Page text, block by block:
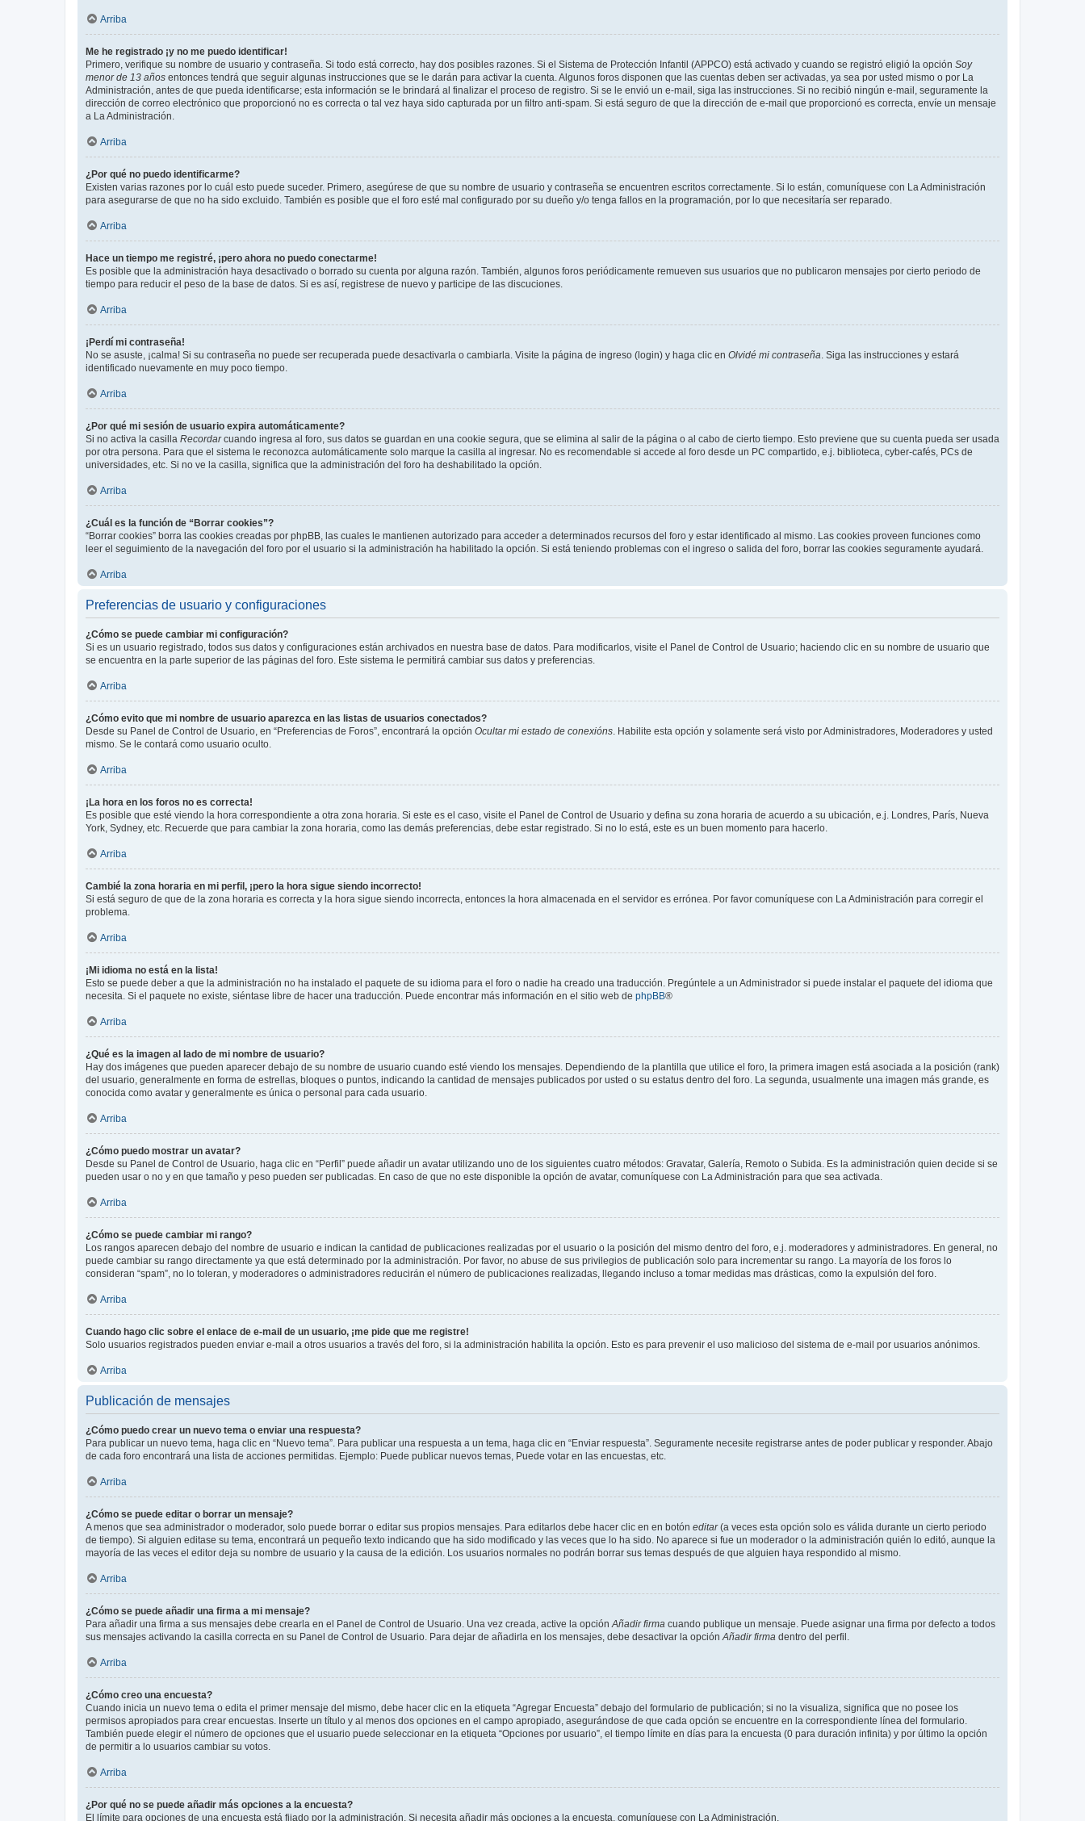
Arriba
Me he registrado ¡y no me puedo identificar!
Primero, verifique su nombre de usuario y contraseña. Si todo está correcto, hay dos posibles razones. Si el Sistema de Protección Infantil (APPCO) está activado y cuando se registró eligió la opción Soy
menor de 13 años entonces tendrá que seguir algunas instrucciones que se le darán para activar la cuenta. Algunos foros disponen que las cuentas deben ser activadas, ya sea por usted mismo o por La
Administración, antes de que pueda identificarse; esta información se le brindará al finalizar el proceso de registro. Si se le envió un e-mail, siga las instrucciones. Si no recibió ningún e-mail, seguramente la
dirección de correo electrónico que proporcionó no es correcta o tal vez haya sido capturada por un filtro anti-spam. Si está seguro de que la dirección de e-mail que proporcionó es correcta, envíe un mensaje
a La Administración.
Arriba
¿Por qué no puedo identificarme?
Existen varias razones por lo cuál esto puede suceder. Primero, asegúrese de que su nombre de usuario y contraseña se encuentren escritos correctamente. Si lo están, comuníquese con La Administración
para asegurarse de que no ha sido excluido. También es posible que el foro esté mal configurado por su dueño y/o tenga fallos en la programación, por lo que necesitaría ser reparado.
Arriba
Hace un tiempo me registré, ¡pero ahora no puedo conectarme!
Es posible que la administración haya desactivado o borrado su cuenta por alguna razón. También, algunos foros periódicamente remueven sus usuarios que no publicaron mensajes por cierto periodo de
tiempo para reducir el peso de la base de datos. Si es así, registrese de nuevo y participe de las discuciones.
Arriba
¡Perdí mi contraseña!
No se asuste, ¡calma! Si su contraseña no puede ser recuperada puede desactivarla o cambiarla. Visite la página de ingreso (login) y haga clic en Olvidé mi contraseña . Siga las instrucciones y estará
identificado nuevamente en muy poco tiempo.
Arriba
¿Por qué mi sesión de usuario expira automáticamente?
Si no activa la casilla Recordarcuando ingresa al foro, sus datos se guardan en una cookie segura, que se elimina al salir de la página o al cabo de cierto tiempo. Esto previene que su cuenta pueda ser usada
por otra persona. Para que el sistema le reconozca automáticamente solo marque la casilla al ingresar. No es recomendable si accede al foro desde un PC compartido, e.j. biblioteca, cyber-cafés, PCs de
universidades, etc. Si no ve la casilla, significa que la administración del foro ha deshabilitado la opción.
Arriba
¿Cuál es la función de “Borrar cookies”?
“Borrar cookies” borra las cookies creadas por phpBB, las cuales le mantienen autorizado para acceder a determinados recursos del foro y estar identificado al mismo. Las cookies proveen funciones como
leer el seguimiento de la navegación del foro por el usuario si la administración ha habilitado la opción. Si está teniendo problemas con el ingreso o salida del foro, borrar las cookies seguramente ayudará.
Arriba
Preferencias de usuario y configuraciones
¿Cómo se puede cambiar mi configuración?
Si es un usuario registrado, todos sus datos y configuraciones están archivados en nuestra base de datos. Para modificarlos, visite el Panel de Control de Usuario; haciendo clic en su nombre de usuario que
se encuentra en la parte superior de las páginas del foro. Este sistema le permitirá cambiar sus datos y preferencias.
Arriba
¿Cómo evito que mi nombre de usuario aparezca en las listas de usuarios conectados?
Desde su Panel de Control de Usuario, en “Preferencias de Foros”, encontrará la opción Ocultar mi estado de conexións . Habilite esta opción y solamente será visto por Administradores, Moderadores y usted
mismo. Se le contará como usuario oculto.
Arriba
¡La hora en los foros no es correcta!
Es posible que esté viendo la hora correspondiente a otra zona horaria. Si este es el caso, visite el Panel de Control de Usuario y defina su zona horaria de acuerdo a su ubicación, e.j. Londres, París, Nueva
York, Sydney, etc. Recuerde que para cambiar la zona horaria, como las demás preferencias, debe estar registrado. Si no lo está, este es un buen momento para hacerlo.
Arriba
Cambié la zona horaria en mi perfil, ¡pero la hora sigue siendo incorrecto!
Si está seguro de que de la zona horaria es correcta y la hora sigue siendo incorrecta, entonces la hora almacenada en el servidor es errónea. Por favor comuníquese con La Administración para corregir el
problema.
Arriba
¡Mi idioma no está en la lista!
Esto se puede deber a que la administración no ha instalado el paquete de su idioma para el foro o nadie ha creado una traducción. Pregúntele a un Administrador si puede instalar el paquete del idioma que
necesita. Si el paquete no existe, siéntase libre de hacer una traducción. Puede encontrar más información en el sitio web de phpBB®
Arriba
¿Qué es la imagen al lado de mi nombre de usuario?
Hay dos imágenes que pueden aparecer debajo de su nombre de usuario cuando esté viendo los mensajes. Dependiendo de la plantilla que utilice el foro, la primera imagen está asociada a la posición (rank)
del usuario, generalmente en forma de estrellas, bloques o puntos, indicando la cantidad de mensajes publicados por usted o su estatus dentro del foro. La segunda, usualmente una imagen más grande, es
conocida como avatar y generalmente es única o personal para cada usuario.
Arriba
¿Cómo puedo mostrar un avatar?
Desde su Panel de Control de Usuario, haga clic en “Perfil” puede añadir un avatar utilizando uno de los siguientes cuatro métodos: Gravatar, Galería, Remoto o Subida. Es la administración quien decide si se
pueden usar o no y en que tamaño y peso pueden ser publicadas. En caso de que no este disponible la opción de avatar, comuníquese con La Administración para que sea activada.
Arriba
¿Cómo se puede cambiar mi rango?
Los rangos aparecen debajo del nombre de usuario e indican la cantidad de publicaciones realizadas por el usuario o la posición del mismo dentro del foro, e.j. moderadores y administradores. En general, no
puede cambiar su rango directamente ya que está determinado por la administración. Por favor, no abuse de sus privilegios de publicación solo para incrementar su rango. La mayoría de los foros lo
consideran “spam”, no lo toleran, y moderadores o administradores reducirán el número de publicaciones realizadas, llegando incluso a tomar medidas mas drásticas, como la expulsión del foro.
Arriba
Cuando hago clic sobre el enlace de e-mail de un usuario, ¡me pide que me registre!
Solo usuarios registrados pueden enviar e-mail a otros usuarios a través del foro, si la administración habilita la opción. Esto es para prevenir el uso malicioso del sistema de e-mail por usuarios anónimos.
Arriba
Publicación de mensajes
¿Cómo puedo crear un nuevo tema o enviar una respuesta?
Para publicar un nuevo tema, haga clic en “Nuevo tema”. Para publicar una respuesta a un tema, haga clic en “Enviar respuesta”. Seguramente necesite registrarse antes de poder publicar y responder. Abajo
de cada foro encontrará una lista de acciones permitidas. Ejemplo: Puede publicar nuevos temas, Puede votar en las encuestas, etc.
Arriba
¿Cómo se puede editar o borrar un mensaje?
A menos que sea administrador o moderador, solo puede borrar o editar sus propios mensajes. Para editarlos debe hacer clic en en botón editar(a veces esta opción solo es válida durante un cierto periodo
de tiempo). Si alguien editase su tema, encontrará un pequeño texto indicando que ha sido modificado y las veces que lo ha sido. No aparece si fue un moderador o la administración quién lo editó, aunque la
mayoría de las veces el editor deja su nombre de usuario y la causa de la edición. Los usuarios normales no podrán borrar sus temas después de que alguien haya respondido al mismo.
Arriba
¿Cómo se puede añadir una firma a mi mensaje?
Para añadir una firma a sus mensajes debe crearla en el Panel de Control de Usuario. Una vez creada, active la opción Añadir firma cuando publique un mensaje. Puede asignar una firma por defecto a todos
sus mensajes activando la casilla correcta en su Panel de Control de Usuario. Para dejar de añadirla en los mensajes, debe desactivar la opción Añadir firma dentro del perfil.
Arriba
¿Cómo creo una encuesta?
Cuando inicia un nuevo tema o edita el primer mensaje del mismo, debe hacer clic en la etiqueta “Agregar Encuesta” debajo del formulario de publicación; si no la visualiza, significa que no posee los
permisos apropiados para crear encuestas. Inserte un título y al menos dos opciones en el campo apropiado, asegurándose de que cada opción se encuentre en la correspondiente línea del formulario.
También puede elegir el número de opciones que el usuario puede seleccionar en la etiqueta “Opciones por usuario”, el tiempo límite en días para la encuesta (0 para duración infinita) y por último la opción
de permitir a lo usuarios cambiar su votos.
Arriba
¿Por qué no se puede añadir más opciones a la encuesta?
El límite para opciones de una encuesta está fijado por la administración. Si necesita añadir más opciones a la encuesta, comuníquese con La Administración.